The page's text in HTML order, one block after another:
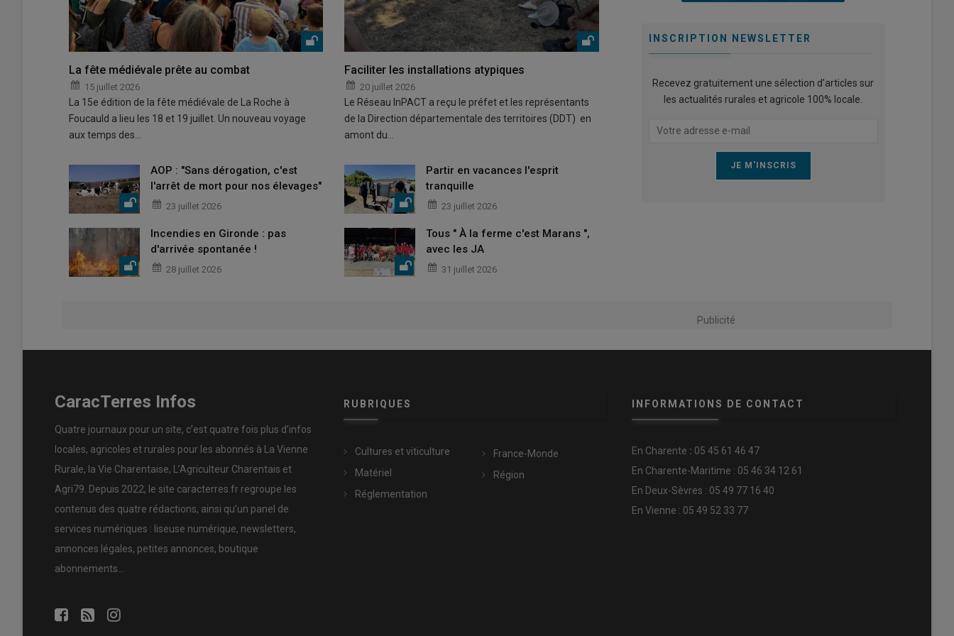
La fête médiévale prête au combat
15 juillet 2026
La 15e édition de la fête médiévale de La Roche à
Foucauld a lieu les 18 et 19 juillet. Un nouveau voyage
aux temps des…
Faciliter les installations atypiques
20 juillet 2026
Le Réseau InPACT a reçu le préfet et les représentants
de la Direction départementale des territoires (DDT) en
amont du…
AOP : "Sans dérogation, c'est
l'arrêt de mort pour nos élevages"
23 juillet 2026
Partir en vacances l'esprit
tranquille
23 juillet 2026
Incendies en Gironde : pas
d'arrivée spontanée !
28 juillet 2026
Tous " À la ferme c'est Marans ",
avec les JA
31 juillet 2026
INSCRIPTION NEWSLETTER
Recevez gratuitement une sélection d’articles sur
les actualités rurales et agricole 100% locale.
Publicité
CaracTerres Infos
Quatre journaux pour un site, c’est quatre fois plus d’infos
locales, agricoles et rurales pour les abonnés à La Vienne
Rurale, la Vie Charentaise, L’Agriculteur Charentais et
Agri79. Depuis 2022, le site caracterres.fr regroupe les
contenus des quatre rédactions, ainsi qu’un panel de
services numériques : liseuse numérique, newsletters,
annonces légales, petites annonces, boutique
abonnements…
RUBRIQUES
Cultures et viticulture
Matériel
Réglementation
France-Monde
Région
INFORMATIONS DE CONTACT
En Charente : 05 45 61 46 47
En Charente-Maritime : 05 46 34 12 61
En Deux-Sèvres : 05 49 77 16 40
En Vienne : 05 49 52 33 77